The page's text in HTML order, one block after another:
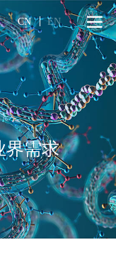
CN EN
界需求